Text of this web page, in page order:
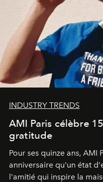
INDUSTRY TRENDS
AMI Paris célèbre
gratitude
Pour ses quinze ans, AMI
anniversaire qu'un état
l'amitié qui inspire la